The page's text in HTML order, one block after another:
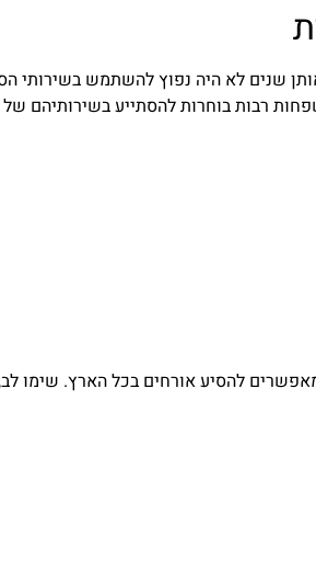
באותן שנים לא היה נפוץ להשתמש
רבות בוחרות להסתייע בשירותיהם של
להסיע אורחים בכל הארץ. שימו